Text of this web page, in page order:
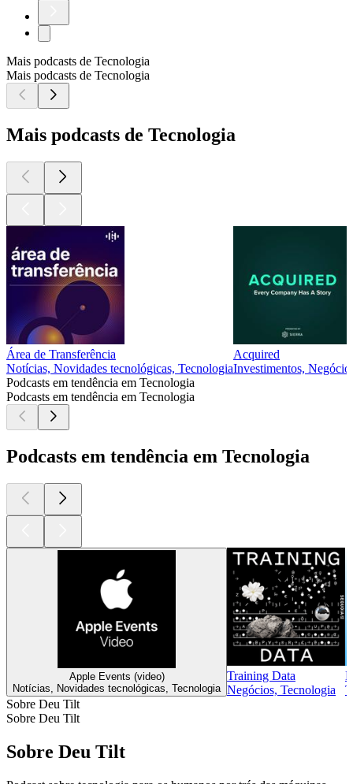
Mais podcasts de Tecnologia
Mais podcasts de Tecnologia
Mais podcasts de Tecnologia
Área de Transferência
Notícias, Novidades tecnológicas, Tecnologia
Acquired
Investimentos,
Podcasts em tendência em Tecnologia
Podcasts em tendência em Tecnologia
Podcasts em tendência em Tecnologia
Apple Events (video)
Notícias, Novidades tecnológicas, Tecnologia
Training Data
Negócios, Tecnologia
Sobre Deu Tilt
Sobre Deu Tilt
Sobre Deu Tilt